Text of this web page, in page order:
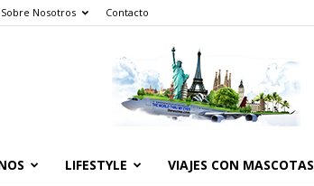
Sobre Nosotros Contacto
LIFESTYLE VIAJES CON MASCOTAS